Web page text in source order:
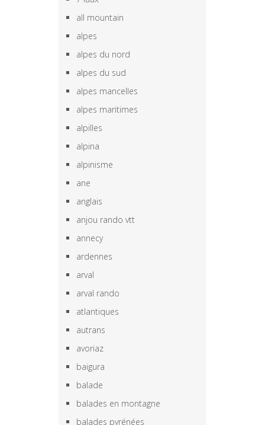
all mountain
alpes
alpes du nord
alpes du sud
alpes mancelles
alpes maritimes
alpilles
alpina
alpinisme
ane
anglais
anjou rando vtt
annecy
ardennes
arval
arval rando
atlantiques
autrans
avoriaz
baigura
balade
balades en montagne
balades pyrénées